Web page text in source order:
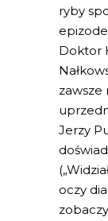
ryby
Doktor
zawsze
Jerzy
oczy